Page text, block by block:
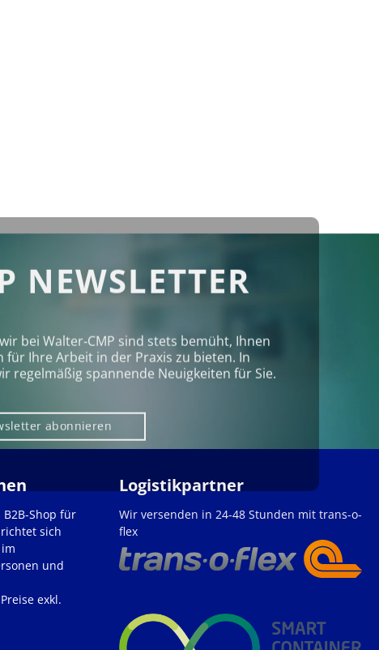
NEWSLETTER
bei Walter‑CMP sind stets bemüht, Ihnen
Ihre Arbeit in der Praxis zu bieten. In
regelmäßig spannende Neuigkeiten für Sie.
abonnieren
B2B-Shop für
sich
und
exkl.
Logistikpartner
Wir versenden in 24-48 Stunden mit trans-o-
flex